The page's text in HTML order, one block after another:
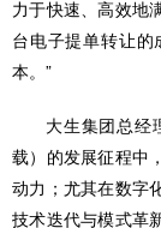
力于快速、高效地
台电子提单转让
本。”
大生集团总经
载）的发展征程中
动力；尤其在数字
技术迭代与模式革